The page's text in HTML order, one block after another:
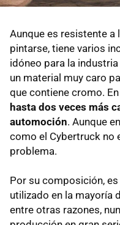
Aunque es resistente a
pintarse, tiene varios
idóneo para la
un material muy caro
que contiene cromo.
hasta dos veces más
automoción. Aunque
como el Cybertruck no
problema.
Por su composición, es
utilizado en la mayoría
entre otras razones,